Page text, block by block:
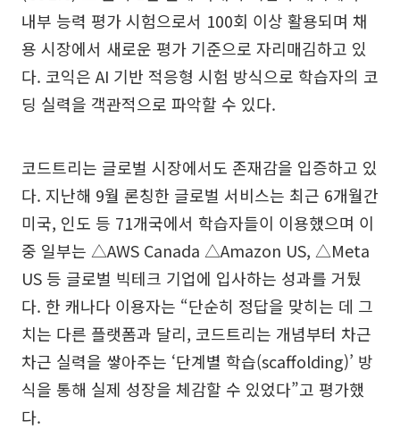
내부 능력 평가 시험으로서 100회 이상 활용되며 채
용 시장에서 새로운 평가 기준으로 자리매김하고 있
다. 코익은 AI 기반 적응형 시험 방식으로 학습자의 코
딩 실력을 객관적으로 파악할 수 있다.
코드트리는 글로벌 시장에서도 존재감을 입증하고 있
다. 지난해 9월 론칭한 글로벌 서비스는 최근 6개월간
미국, 인도 등 71개국에서 학습자들이 이용했으며 이
중 일부는 △AWS Canada △Amazon US, △Meta
US 등 글로벌 빅테크 기업에 입사하는 성과를 거뒀
다. 한 캐나다 이용자는 “단순히 정답을 맞히는 데 그
치는 다른 플랫폼과 달리, 코드트리는 개념부터 차근
차근 실력을 쌓아주는 ‘단계별 학습(scaffolding)’ 방
식을 통해 실제 성장을 체감할 수 있었다”고 평가했
다.